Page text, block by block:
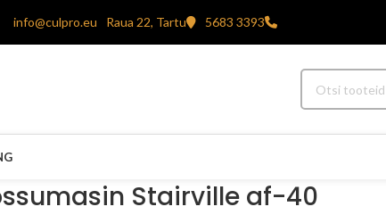
info@culpro.eu Raua 22, Tartu 5683 3393
Stairville af-40